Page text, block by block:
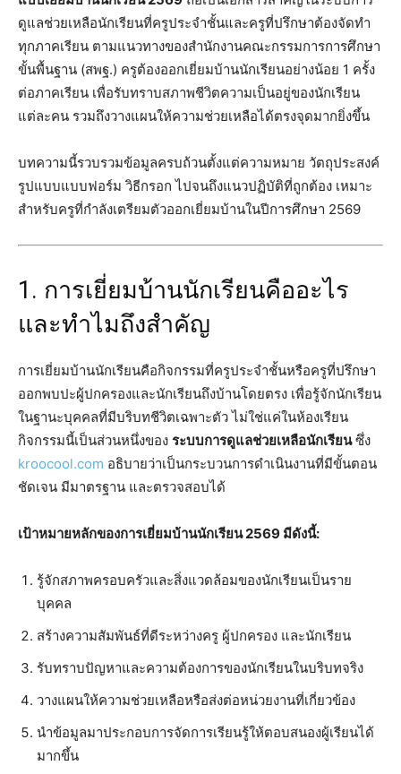
ดูแลช่วยเหลือนักเรียนที่ครูประจำชั้นและครูที่ปรึกษาต้องจัดทำ
ทุกภาคเรียน ตามแนวทางของสำนักงานคณะกรรมการการศึกษา
ขั้นพื้นฐาน (สพฐ.) ครูต้องออกเยี่ยมบ้านนักเรียนอย่างน้อย 1 ครั้ง
ต่อภาคเรียน เพื่อรับทราบสภาพชีวิตความเป็นอยู่ของนักเรียน
แต่ละคน รวมถึงวางแผนให้ความช่วยเหลือได้ตรงจุดมากยิ่งขึ้น
บทความนี้รวบรวมข้อมูลครบถ้วนตั้งแต่ความหมาย วัตถุประสงค์
รูปแบบแบบฟอร์ม วิธีกรอก ไปจนถึงแนวปฏิบัติที่ถูกต้อง เหมาะ
สำหรับครูที่กำลังเตรียมตัวออกเยี่ยมบ้านในปีการศึกษา 2569
1. การเยี่ยมบ้านนักเรียนคืออะไร
และทำไมถึงสำคัญ
การเยี่ยมบ้านนักเรียนคือกิจกรรมที่ครูประจำชั้นหรือครูที่ปรึกษา
ออกพบปะผู้ปกครองและนักเรียนถึงบ้านโดยตรง เพื่อรู้จักนักเรียน
ในฐานะบุคคลที่มีบริบทชีวิตเฉพาะตัว ไม่ใช่แค่ในห้องเรียน
กิจกรรมนี้เป็นส่วนหนึ่งของ ระบบการดูแลช่วยเหลือนักเรียนซึ่ง
kroocool.com อธิบายว่าเป็นกระบวนการดำเนินงานที่มีขั้นตอน
ชัดเจน มีมาตรฐาน และตรวจสอบได้
เป้าหมายหลักของการเยี่ยมบ้านนักเรียน 2569 มีดังนี้:
รู้จักสภาพครอบครัวและสิ่งแวดล้อมของนักเรียนเป็นราย
บุคคล
สร้างความสัมพันธ์ที่ดีระหว่างครู ผู้ปกครอง และนักเรียน
รับทราบปัญหาและความต้องการของนักเรียนในบริบทจริง
วางแผนให้ความช่วยเหลือหรือส่งต่อหน่วยงานที่เกี่ยวข้อง
นำข้อมูลมาประกอบการจัดการเรียนรู้ให้ตอบสนองผู้เรียนได้
มากขึ้น